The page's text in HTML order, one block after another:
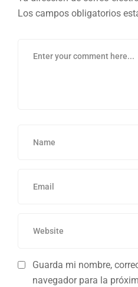
Los campos obligatorios
Guarda mi nombre,
navegador para la